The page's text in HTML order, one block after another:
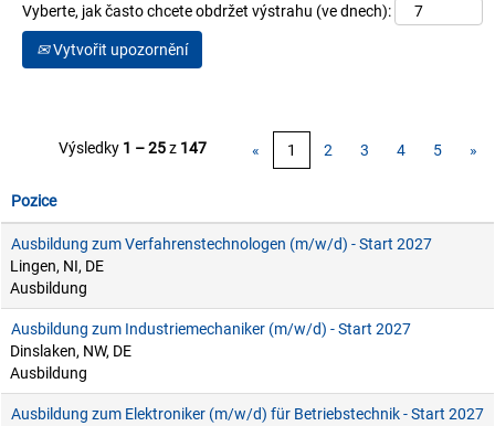
Vyberte, jak často chcete obdržet výstrahu (ve dnech):
Vytvořit upozornění
Výsledky 1 – 25z 147 « 1 2 3 4 5 »
Pozice
Ausbildung zum Verfahrenstechnologen (m/w/d) - Start 2027
Lingen, NI, DE
Ausbildung
Ausbildung zum Industriemechaniker (m/w/d) - Start 2027
Dinslaken, NW, DE
Ausbildung
Ausbildung zum Elektroniker (m/w/d) für Betriebstechnik - Start 2027